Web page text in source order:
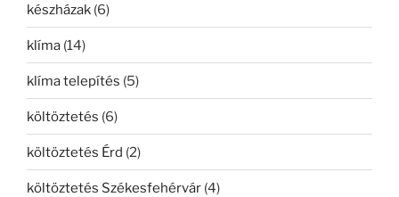
készházak (6)
klíma (14)
klíma telepítés (5)
költöztetés (6)
költöztetés Érd (2)
költöztetés Székesfehérvár (4)